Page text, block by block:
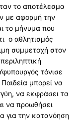
το αποτέλεσμα
με αφορμή την
το μήνυμα που
ο αθλητισμός
συμμετοχή στον
τόνισε
Παιδεία μπορεί να
να εκφράσει τα
να προωθήσει
για την κατανόηση